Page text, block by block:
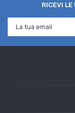
RICEVI LE